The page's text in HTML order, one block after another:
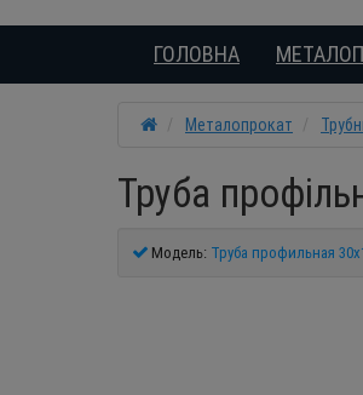
ГОЛОВНА
Металопрокат
Труба
Модель: Труба профильная